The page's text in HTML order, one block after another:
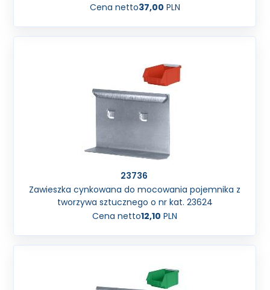
Cena netto37,00 PLN
23736
Zawieszka cynkowana do mocowania pojemnika z
tworzywa sztucznego o nr kat. 23624
Cena netto12,10 PLN